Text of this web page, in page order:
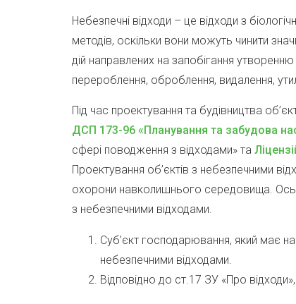
Небезпечні відходи – це відходи з
методів, оскільки вони можуть чинити
дій направлених на запобігання
перероблення, оброблення, видалення,
Під час проектування та будівництва
ДСП 173-96 «Планування та забудова
сфері поводження з відходами» та
Проектування об’єктів з небезпечними
охорони навколишнього середовища. Ось
з небезпечними відходами.
Суб’єкт господарювання, який має
небезпечними відходами.
Відповідно до ст.17 ЗУ «Про